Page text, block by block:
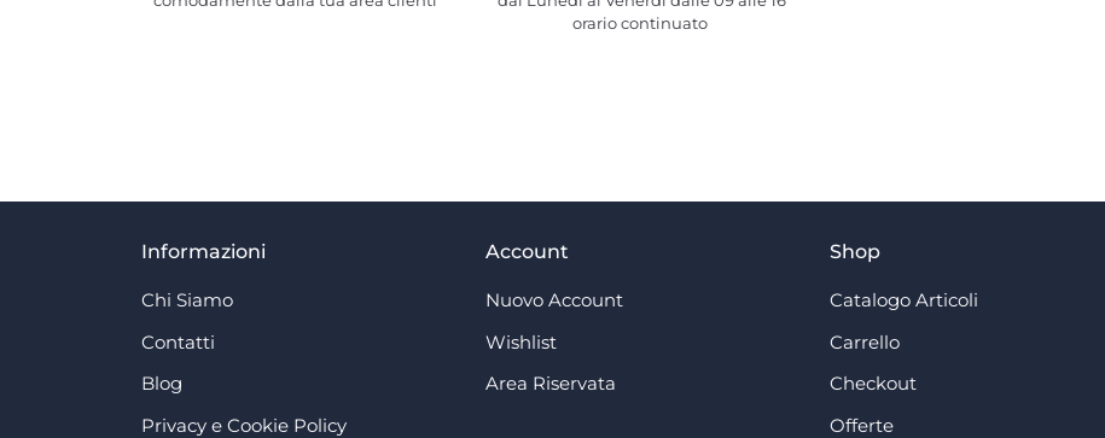
orario continuato
Informazioni
Chi Siamo
Contatti
Blog
Privacy e Cookie Policy
Account
Nuovo Account
Wishlist
Area Riservata
Shop
Catalogo Articoli
Carrello
Checkout
Offerte